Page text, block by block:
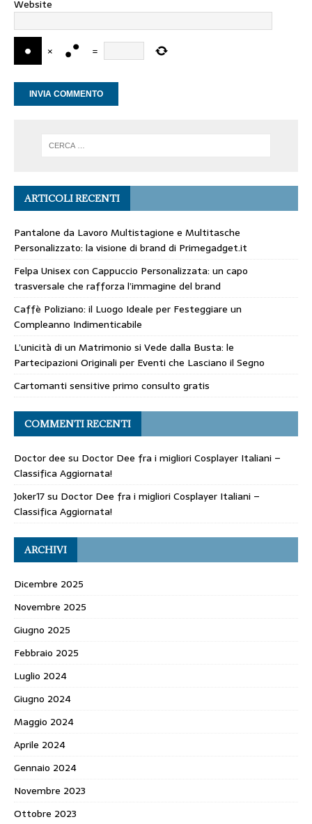
Website
× =
ARTICOLI RECENTI
Pantalone da Lavoro Multistagione e Multitasche
Personalizzato: la visione di brand di Primegadget.it
Felpa Unisex con Cappuccio Personalizzata: un capo
trasversale che rafforza l’immagine del brand
Caffè Poliziano: il Luogo Ideale per Festeggiare un
Compleanno Indimenticabile
L’unicità di un Matrimonio si Vede dalla Busta: le
Partecipazioni Originali per Eventi che Lasciano il Segno
Cartomanti sensitive primo consulto gratis
COMMENTI RECENTI
Doctor dee su Doctor Dee fra i migliori Cosplayer Italiani –
Classifica Aggiornata!
Joker17su Doctor Dee fra i migliori Cosplayer Italiani –
Classifica Aggiornata!
ARCHIVI
Dicembre 2025
Novembre 2025
Giugno 2025
Febbraio 2025
Luglio 2024
Giugno 2024
Maggio 2024
Aprile 2024
Gennaio 2024
Novembre 2023
Ottobre 2023